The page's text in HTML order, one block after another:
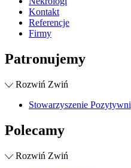
Kontakt
Referencje
Firmy
Patronujemy
Rozwiń Zwiń
Stowarzyszenie Pozytywni
Polecamy
Rozwiń Zwiń